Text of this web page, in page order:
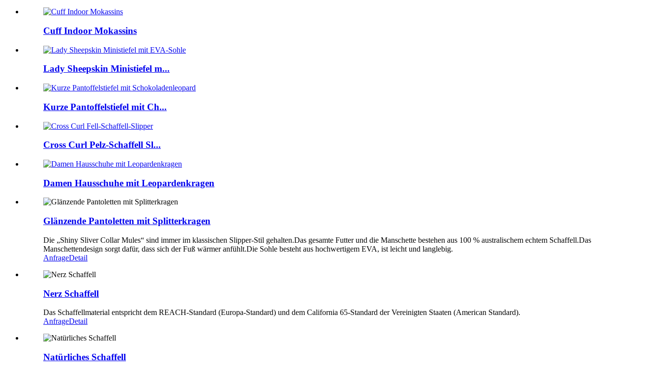
Cuff Indoor Mokassins
Lady Sheepskin Ministiefel m...
Kurze Pantoffelstiefel mit Ch...
Cross Curl Pelz-Schaffell Sl...
Damen Hausschuhe mit Leopardenkragen
Glänzende Pantoletten mit Splitterkragen
Die „Shiny Sliver Collar Mules“ sind immer im klassischen Slipper-Stil gehalten.Das gesamte Futter und die Manschette bestehen aus 100 % australischem echtem Schaffell.Das
Manschettendesign sorgt dafür, dass sich der Fuß wärmer anfühlt.Die Sohle besteht aus hochwertigem EVA, ist leicht und langlebig.
AnfrageDetail
Nerz Schaffell
Das Schaffellmaterial entspricht dem REACH-Standard (Europa-Standard) und dem California 65-Standard der Vereinigten Staaten (American Standard).
AnfrageDetail
Natürliches Schaffell